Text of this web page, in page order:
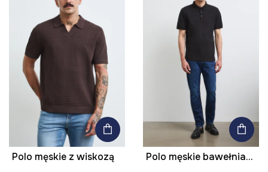
Polo męskie z wiskozą
Polo męskie bawełniane z elastanem gładkie